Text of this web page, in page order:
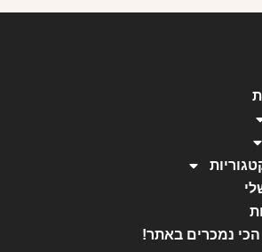
נמכרים באתר!